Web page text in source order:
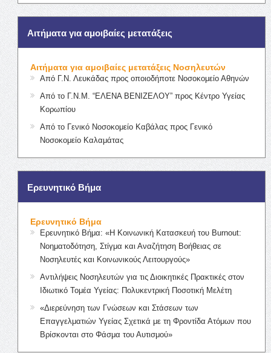
Αιτήματα για αμοιβαίες μετατάξεις
Αιτήματα για αμοιβαίες μετατάξεις Νοσηλευτών
Από Γ.Ν. Λευκάδας προς οποιοδήποτε Νοσοκομείο Αθηνών
Από το Γ.Ν.Μ. “ΕΛΕΝΑ ΒΕΝΙΖΕΛΟΥ” προς Κέντρο Υγείας
Κορωπίου
Από το Γενικό Νοσοκομείο Καβάλας προς Γενικό
Νοσοκομείο Καλαμάτας
Ερευνητικό Βήμα
Ερευνητικό Βήμα
Ερευνητικό Βήμα: «Η Κοινωνική Κατασκευή του Burnout:
Νοηματοδότηση, Στίγμα και Αναζήτηση Βοήθειας σε
Νοσηλευτές και Κοινωνικούς Λειτουργούς»
Αντιλήψεις Νοσηλευτών για τις Διοικητικές Πρακτικές στον
Ιδιωτικό Τομέα Υγείας: Πολυκεντρική Ποσοτική Μελέτη
«Διερεύνηση των Γνώσεων και Στάσεων των
Επαγγελματιών Υγείας Σχετικά με τη Φροντίδα Ατόμων που
Βρίσκονται στο Φάσμα του Αυτισμού»